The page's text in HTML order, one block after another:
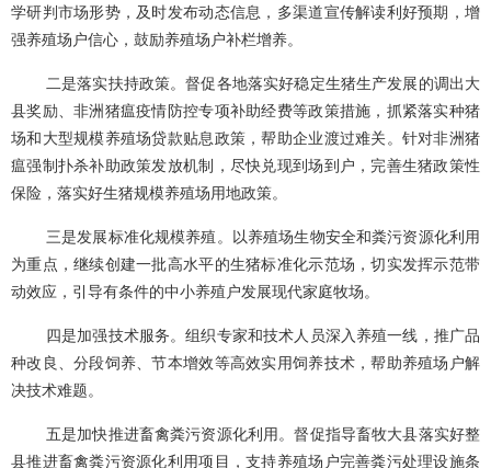
学研判市场形势，及时发布动态信息，多渠道宣传解读利好预期，增
强养殖场户信心，鼓励养殖场户补栏增养。
二是落实扶持政策。督促各地落实好稳定生猪生产发展的调出大
县奖励、非洲猪瘟疫情防控专项补助经费等政策措施，抓紧落实种猪
场和大型规模养殖场贷款贴息政策，帮助企业渡过难关。针对非洲猪
瘟强制扑杀补助政策发放机制，尽快兑现到场到户，完善生猪政策性
保险，落实好生猪规模养殖场用地政策。
三是发展标准化规模养殖。以养殖场生物安全和粪污资源化利用
为重点，继续创建一批高水平的生猪标准化示范场，切实发挥示范带
动效应，引导有条件的中小养殖户发展现代家庭牧场。
四是加强技术服务。组织专家和技术人员深入养殖一线，推广品
种改良、分段饲养、节本增效等高效实用饲养技术，帮助养殖场户解
决技术难题。
五是加快推进畜禽粪污资源化利用。督促指导畜牧大县落实好整
县推进畜禽粪污资源化利用项目，支持养殖场户完善粪污处理设施条